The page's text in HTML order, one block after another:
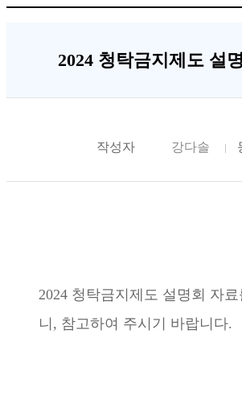
2024 청탁금지제도 설
작성자 강다솔
2024 청탁금지제도 설명회 자
니, 참고하여 주시기 바랍니다.